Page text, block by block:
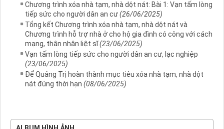
Chương trình xóa nhà tạm, nhà dột nát: Bài 1: Vạn tấm lòng
tiếp sức cho người dân an cư(26/06/2025)
Tổng kết Chương trình xóa nhà tạm, nhà dột nát và
Chương trình hỗ trợ nhà ở cho hộ gia đình có công với cách
mạng, thân nhân liệt sĩ(23/06/2025)
Vạn tấm lòng tiếp sức cho người dân an cư, lạc nghiệp
(23/06/2025)
Để Quảng Trị hoàn thành mục tiêu xóa nhà tạm, nhà dột
nát đúng thời hạn (08/06/2025)